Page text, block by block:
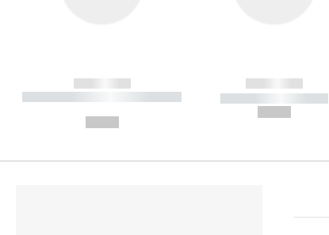
------------
----------- ----------- ----------
------------
----------- -----------